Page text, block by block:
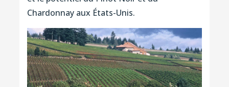
Chardonnay aux États-Unis.